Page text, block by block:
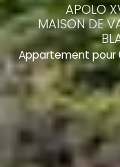
APOLO
MAISON DE
Appartement pour